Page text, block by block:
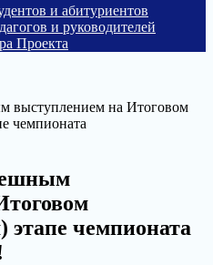
и абитуриентов
и руководителей
Проекта
выступлением на Итоговом
чемпионата
этапе чемпионата